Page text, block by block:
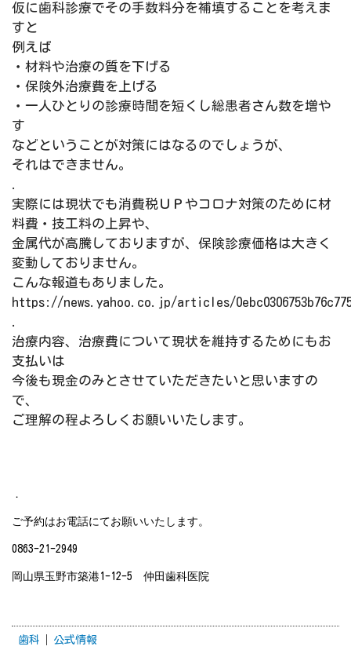
仮に歯科診療でその手数料分を補填することを考えま
すと
例えば
・材料や治療の質を下げる
・保険外治療費を上げる
・一人ひとりの診療時間を短くし総患者さん数を増や
す
などということが対策にはなるのでしょうが、
それはできません。
実際には現状でも消費税ＵＰやコロナ対策のために材
料費・技工料の上昇や、
金属代が高騰しておりますが、保険診療価格は大きく
変動しておりません。
こんな報道もありました。
https://news.yahoo.co.jp/articles/
治療内容、治療費について現状を維持するためにもお
支払いは
今後も現金のみとさせていただきたいと思いますの
で、
ご理解の程よろしくお願いいたします。
．
ご予約はお電話にてお願いいたします。
0863-21-2949
岡山県玉野市築港1-12-5 仲田歯科医院
歯科 公式情報